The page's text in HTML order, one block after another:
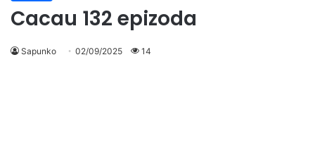
Cacau 132 epizoda
Sapunko 02/09/2025 14